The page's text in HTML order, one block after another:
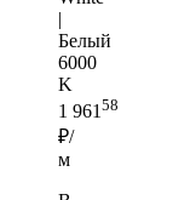
|
Белый
6000
K
1 961 58
₽/
м